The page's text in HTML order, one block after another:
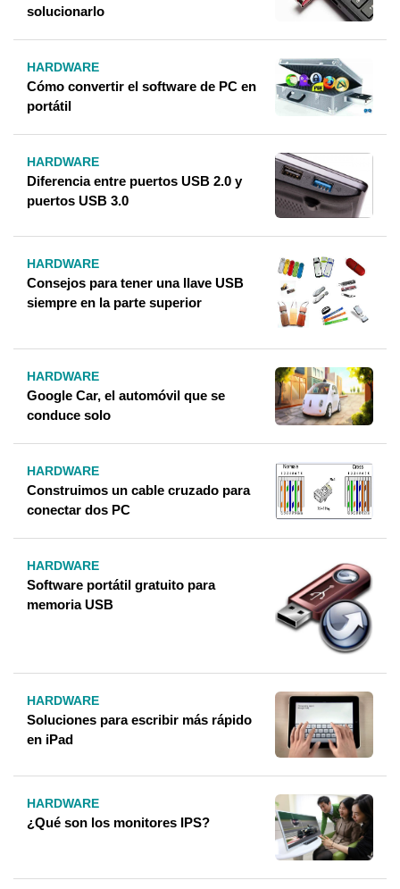
solucionarlo
HARDWARE
Cómo convertir el software de PC en
portátil
HARDWARE
Diferencia entre puertos USB 2.0 y
puertos USB 3.0
HARDWARE
Consejos para tener una llave USB
siempre en la parte superior
HARDWARE
Google Car, el automóvil que se
conduce solo
HARDWARE
Construimos un cable cruzado para
conectar dos PC
HARDWARE
Software portátil gratuito para
memoria USB
HARDWARE
Soluciones para escribir más rápido
en iPad
HARDWARE
¿Qué son los monitores IPS?